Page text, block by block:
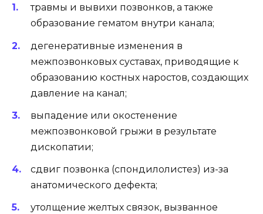
травмы и вывихи позвонков, а также
образование гематом внутри канала;
дегенеративные изменения в
межпозвонковых суставах, приводящие к
образованию костных наростов, создающих
давление на канал;
выпадение или окостенение
межпозвонковой грыжи в результате
дископатии;
сдвиг позвонка (спондилолистез) из-за
анатомического дефекта;
утолщение желтых связок, вызванное